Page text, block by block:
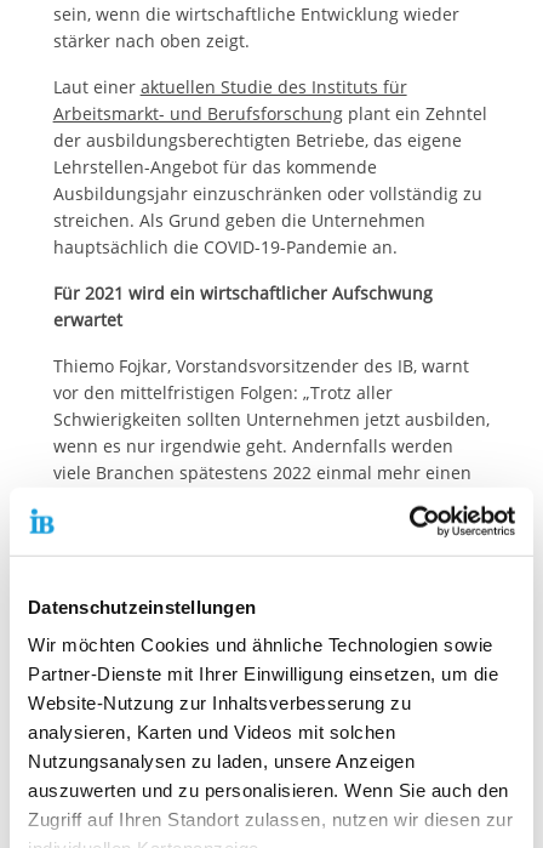
Datenschutzeinstellungen
Wir möchten Cookies und ähnliche Technologien sowie
Partner-Dienste mit Ihrer Einwilligung einsetzen, um die
Website-Nutzung zur Inhaltsverbesserung zu
analysieren, Karten und Videos mit solchen
Nutzungsanalysen zu laden, unsere Anzeigen
auszuwerten und zu personalisieren. Wenn Sie auch den
Zugriff auf Ihren Standort zulassen, nutzen wir diesen zur
sein, wenn die wirtschaftliche Entwicklung wieder
stärker nach oben zeigt.
Laut einer aktuellen Studie des Instituts für
Arbeitsmarkt- und Berufsforschungplant ein Zehntel
der ausbildungsberechtigten Betriebe, das eigene
Lehrstellen-Angebot für das kommende
Ausbildungsjahr einzuschränken oder vollständig zu
streichen. Als Grund geben die Unternehmen
hauptsächlich die COVID-19-Pandemie an.
Für 2021 wird ein wirtschaftlicher Aufschwung
erwartet
Thiemo Fojkar, Vorstandsvorsitzender des IB, warnt
vor den mittelfristigen Folgen: „Trotz aller
Schwierigkeiten sollten Unternehmen jetzt ausbilden,
wenn es nur irgendwie geht. Andernfalls werden
viele Branchen spätestens 2022 einmal mehr einen
auch der IB weiterhin Ausbildungsbetrieb.“
Bereich der erwerbstätigen Menschen in
Deutschland – nach einem leichten Rückgang 2020 –
weitgehend stabil. Trotz unsicherer Lage ist die
Stimmung in der heimischen Wirtschaft
grundsätzlich positiv. Selbst konservative Prognosen
gehen noch für dieses Jahr von einem deutlichen
Aufschwung aus.